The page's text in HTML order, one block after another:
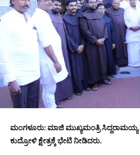
ಮಂಗಳೂರು: ಮಾಜಿ ಮುಖ್ಯಮಂತ್ರಿ ಸಿದ್ದರಾಮಯ್ಯ
ಕುದ್ರೋಳಿ ಕ್ಷೇತ್ರಕ್ಕೆ ಭೇಟಿ ನೀಡಿದರು.